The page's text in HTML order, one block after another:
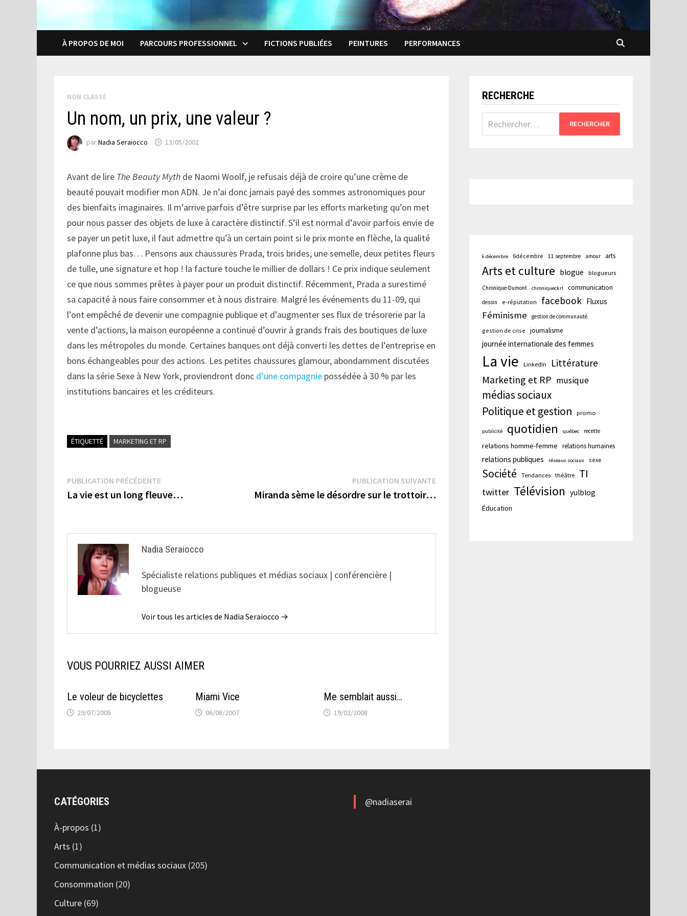
À PROPOS DE MOI PARCOURS PROFESSIONNEL FICTIONS PUBLIÉES PEINTURES PERFORMANCES
NON CLASSÉ
Un nom, un prix, une valeur ?
parNadia Seraiocco 13/05/2002
Avant de lire The Beauty Myth de Naomi Woolf, je refusais déjà de croire qu’une crème de
beauté pouvait modifier mon ADN. Je n’ai donc jamais payé des sommes astronomiques pour
des bienfaits imaginaires. Il m’arrive parfois d’être surprise par les efforts marketing qu’on met
pour nous passer des objets de luxe à caractère distinctif. S’il est normal d’avoir parfois envie de
se payer un petit luxe, il faut admettre qu’à un certain point si le prix monte en flèche, la qualité
plafonne plus bas… Pensons aux chaussures Prada, trois brides, une semelle, deux petites fleurs
de tulle, une signature et hop ! la facture touche le millier de dollars ! Ce prix indique seulement
ce que nous sommes prêtes à payer pour un produit distinctif. Récemment, Prada a surestimé
sa capacité à nous faire consommer et à nous distraire. Malgré les événements du 11-09, qui
l’ont empêché de devenir une compagnie publique et d’augmenter ses flux de trésorerie par la
vente d’actions, la maison européenne a continué d’ouvrir à grands frais des boutiques de luxe
dans les métropoles du monde. Certaines banques ont déjà converti les dettes de l’entreprise en
bons échangeables pour des actions. Les petites chaussures glamour, abondamment discutées
dans la série Sexe à New York, proviendront donc d’une compagnie possédée à 30 % par les
institutions bancaires et les créditeurs.
ÉTIQUETTÉ MARKETING ET RP
Navigation
de
PUBLICATION PRÉCÉDENTEPublication
précédente :
La vie est un long fleuve…
PUBLICATION SUIVANTEPublication
Miranda sème le désordre sur le trottoir…
Nadia Seraiocco
Spécialiste relations publiques et médias sociaux | conférencière |
blogueuse
Voir tous les articles de Nadia Seraiocco →
VOUS POURRIEZ AUSSI AIMER
Le voleur de bicyclettes
29/07/2005
Miami Vice
06/08/2007
Me semblait aussi…
19/02/2008
RECHERCHE
Rechercher :
6 décembre 6décembre 11 septembre amour arts
Arts et culture blogue blogueurs
Chronique-Dumont chroniqueckrl communication
dessin e-réputation facebook Fluxus
Féminisme gestion de communauté
gestion de crise journalisme
journée internationale des femmes
La vie LinkedIn Littérature
Marketing et RP musique
médias sociaux
Politique et gestion
promo
publicité quotidien québec recette
relations homme-femme relations humaines
relations publiques réseaux sociaux sexe
Société Tendances théâtre TI
twitter Télévision yulblog
Éducation
CATÉGORIES
À-propos (1)
Arts (1)
Communication et médias sociaux (205)
Consommation (20)
Culture (69)
@nadiaserai